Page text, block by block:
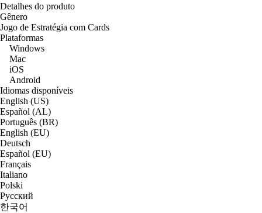
Detalhes do produto
Gênero
Jogo de Estratégia com Cards
Plataformas
Windows
Mac
iOS
Android
Idiomas disponíveis
English (US)
Español (AL)
Português (BR)
English (EU)
Deutsch
Español (EU)
Français
Italiano
Polski
Русский
한국어